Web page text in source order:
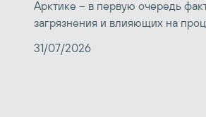
Арктике – в первую очередь
загрязнения и влияющих на
31/07/2026